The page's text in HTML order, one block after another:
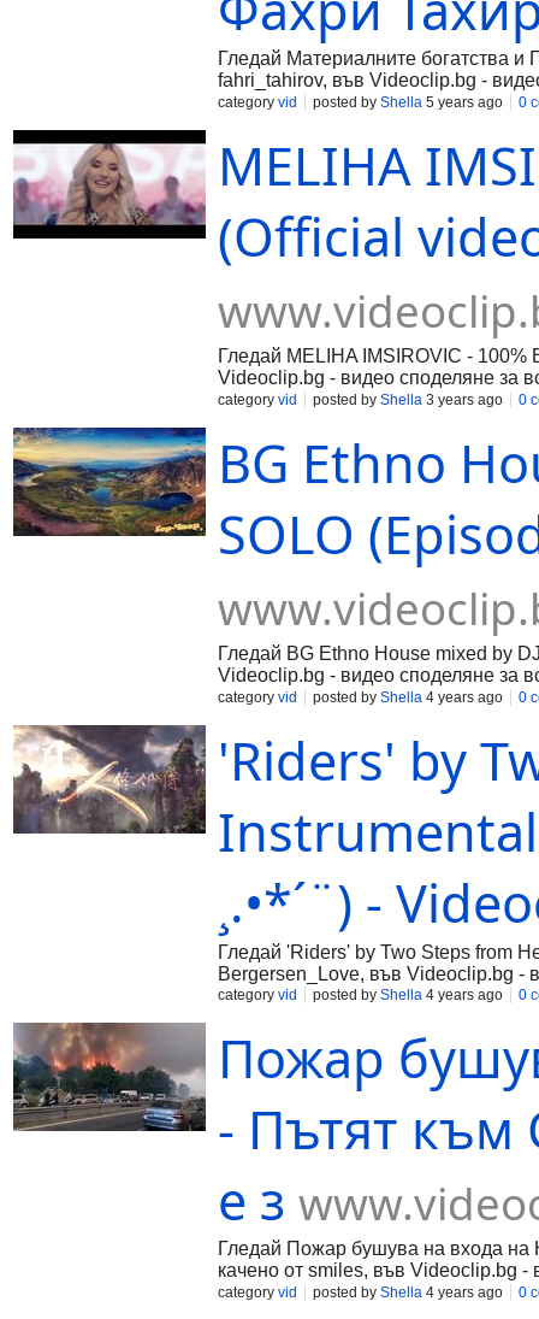
Гледай Материалните богатства
fahri_tahirov, във Videoclip.bg -
category vid posted by Shella 5 years ago 0
MELIHA
(Official
Гледай MELIHA IMSIROVIC -
Videoclip.bg - видео споделяне за
category vid posted by Shella 3 years ago 0
BG Ethno
SOLO
Гледай BG Ethno House mixed by
Videoclip.bg - видео споделяне за
category vid posted by Shella 4 years ago 0
'Riders' by
Instrumental
¸.•*´¨) -
Гледай 'Riders' by Two Steps from
Bergersen_Love, във Videoclip.bg -
category vid posted by Shella 4 years ago 0
Пожар
- Пътят към
е з
Гледай Пожар бушува на входа на
качено от smiles, във Videoclip.bg -
category vid posted by Shella 4 years ago 0